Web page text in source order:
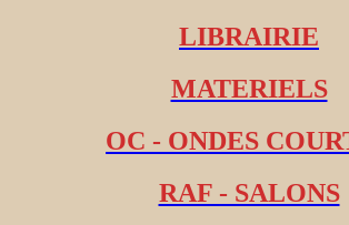
LIBRAIRIE
MATERIELS
OC - ONDES
RAF - SALONS